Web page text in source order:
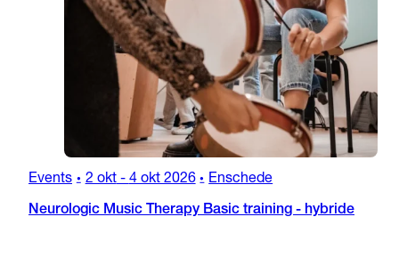
Events • 2 okt- 4 okt 2026 • Enschede
Neurologic Music Therapy Basic training - hybride